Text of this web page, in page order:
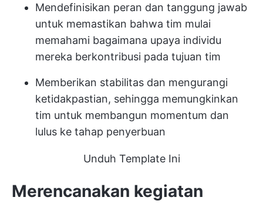
Mendefinisikan peran dan tanggung jawab
untuk memastikan bahwa tim mulai
memahami bagaimana upaya individu
mereka berkontribusi pada tujuan tim
Memberikan stabilitas dan mengurangi
ketidakpastian, sehingga memungkinkan
tim untuk membangun momentum dan
lulus ke tahap penyerbuan
Unduh Template Ini
Merencanakan kegiatan